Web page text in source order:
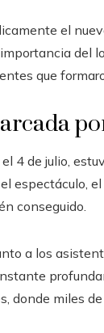
el
del
que
4 de julio,
espectáculo,
conseguido.
a los
donde miles